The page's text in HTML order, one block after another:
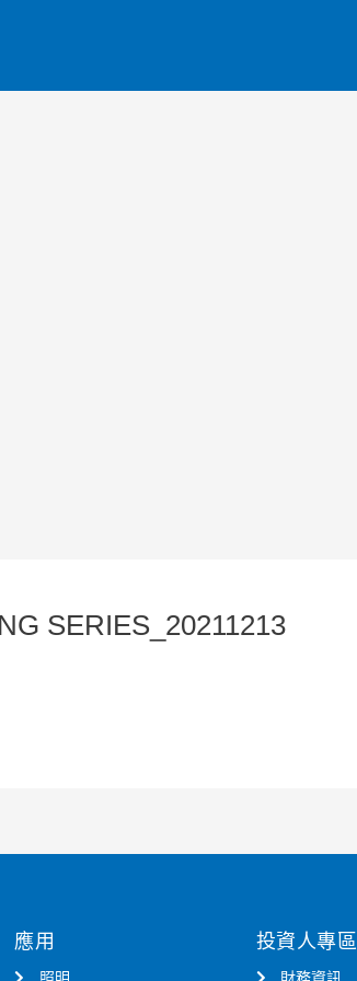
SERIES_20211213
應用 投資人專區